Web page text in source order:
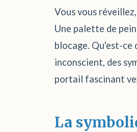
Vous vous
Une palette de
blocage. Qu'est-ce
inconscient, des
portail fascinant
La